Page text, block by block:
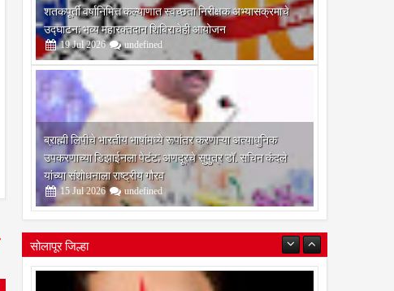
शतकपूर्ती वर्षानिमित्त कल्याणात स्वच्छता निरीक्षक अभ्यासक्रमाचे
उद्घाटन; भव्य महारक्तदान शिबिराचेही आयोजन
19 Jul 2026 undefined
ब्राह्मी लिपीचे भारतीय भाषांमध्ये रूपांतर करणाऱ्या अत्याधुनिक
उपकरणाच्या डिझाईनला पेटंट; अणदूरचे सुपुत्र डॉ. सचिन कंदले
यांच्या संशोधनाला राष्ट्रीय गौरव
15 Jul 2026 undefined
सोलापूर जिल्हा